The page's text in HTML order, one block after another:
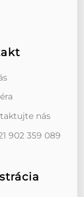
nás
902 359 089